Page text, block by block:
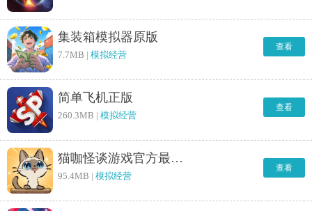
集装箱模拟器原版
7.7MB | 模拟经营
查看
简单飞机正版
260.3MB | 模拟经营
查看
猫咖怪谈游戏官方最新版
95.4MB | 模拟经营
查看